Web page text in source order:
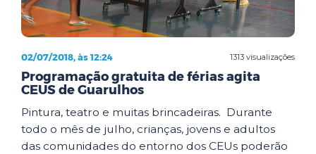
1313 visualizações
02/07/2018, às 12:24
Programação gratuita de férias agita
CEUS de Guarulhos
Pintura, teatro e muitas brincadeiras. Durante
todo o mês de julho, crianças, jovens e adultos
das comunidades do entorno dos CEUs poderão